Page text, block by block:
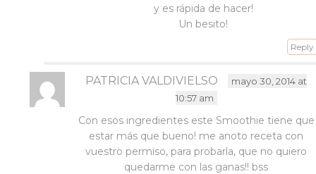
y es rápida de hacer!
Un besito!
Reply
PATRICIA VALDIVIELSO
mayo 30, 2014 at
10:57 am
Con esos ingredientes este Smoothie tiene que
estar más que bueno! me anoto receta con
vuestro permiso, para probarla, que no quiero
quedarme con las ganas!! bss